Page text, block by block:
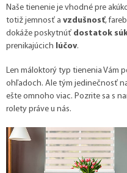
Naše tienenie je vhodné pre
totiž jemnosť a vzdušnosť,
dokáže poskytnúť dostatok
prenikajúcich lúčov.
Len máloktorý typ tienenia Vám
ohľadoch. Ale tým jedinečnosť
ešte omnoho viac. Pozrite sa s
rolety práve u nás.